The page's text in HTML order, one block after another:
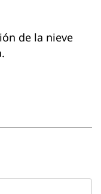
de la nieve